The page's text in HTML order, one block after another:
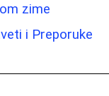
zime
i Preporuke